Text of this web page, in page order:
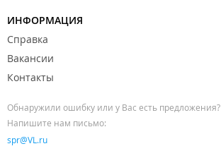
ИНФОРМАЦИЯ
Справка
Вакансии
Контакты
Обнаружили ошибку или у Вас есть предложения?
Напишите нам письмо:
spr@VL.ru